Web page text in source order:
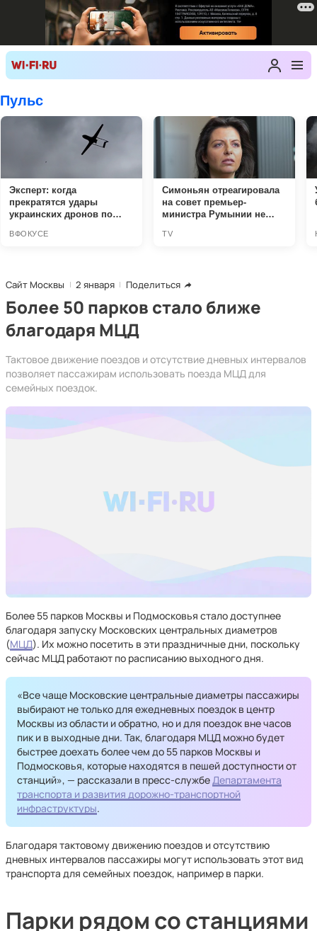
Сайт Москвы 2 января Поделиться
Более 50 парков стало ближе
благодаря МЦД
Тактовое движение поездов и отсутствие дневных интервалов
позволяет пассажирам использовать поезда МЦД для
семейных поездок.
Более 55 парков Москвы и Подмосковья стало доступнее
благодаря запуску Московских центральных диаметров
(МЦД). Их можно посетить в эти праздничные дни, поскольку
сейчас МЦД работают по расписанию выходного дня.
«Все чаще Московские центральные диаметры пассажиры
выбирают не только для ежедневных поездок в центр
Москвы из области и обратно, но и для поездок вне часов
пик и в выходные дни. Так, благодаря МЦД можно будет
быстрее доехать более чем до 55 парков Москвы и
Подмосковья, которые находятся в пешей доступности от
станций», — рассказали в пресс-службеДепартамента
транспорта и развития дорожно-транспортной
инфраструктуры.
Благодаря тактовому движению поездов и отсутствию
дневных интервалов пассажиры могут использовать этот вид
транспорта для семейных поездок, например в парки.
Парки рядом со станциями